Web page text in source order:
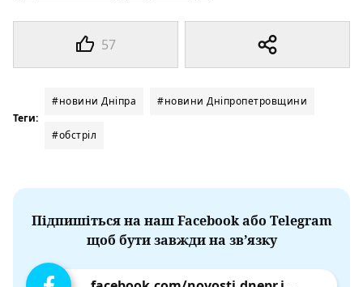
57
Теги:
#новини Дніпра #новини Дніпропетровщини
#обстріл
Підпишіться на наш Facebook або Telegram
щоб бути завжди на зв’язку